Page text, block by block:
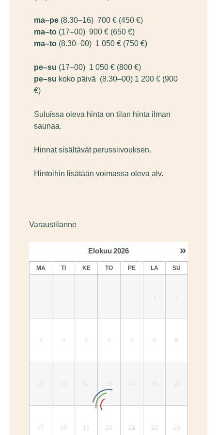
ma–pe (8.30–16) 700 € (450 €)
ma–to (17–00) 900 € (650 €)
ma–to (8.30–00) 1 050 € (750 €)
pe–su (17–00) 1 050 € (800 €)
pe–su koko päivä (8.30–00) 1 200 € (900
€)
Suluissa oleva hinta on tilan hinta ilman
saunaa.
Hinnat sisältävät perussiivouksen.
Hintoihin lisätään voimassa oleva alv.
Varaustilanne
»
Elokuu 2026
MA TI KE TO PE LA SU
1
3 4 5 6 7 8 9
10 11 12 13 14 15 16
17 18 19 20 21 22 23